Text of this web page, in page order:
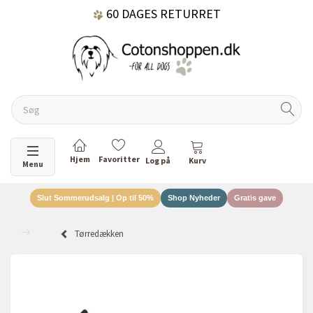
60 DAGES RETURRET
Skifte navigation
Menu
Slut Sommerudsalg | Op til 50% Shop Nyheder Gratis gave
Tørredækken